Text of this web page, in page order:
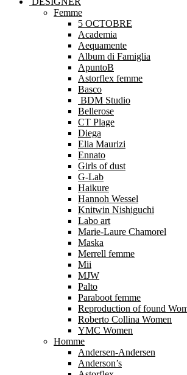
Femme
5 OCTOBRE
Academia
Aequamente
Album di Famiglia
ApuntoB
Astorflex femme
Basco
BDM Studio
Bellerose
CT Plage
Diega
Elia Maurizi
Ennato
Girls of dust
G-Lab
Haikure
Hannoh Wessel
Knitwin Nishiguchi
Labo art
Marie-Laure Chamorel
Maska
Merrell femme
Mii
MJW
Palto
Paraboot femme
Reproduction of found
Roberto Collina Women
YMC Women
Homme
Andersen-Andersen
Anderson’s